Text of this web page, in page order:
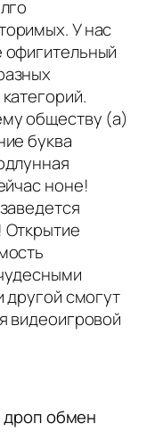
У нас
обществу (а)
буква
ноне!
другой смогут
видеоигровой
обмен